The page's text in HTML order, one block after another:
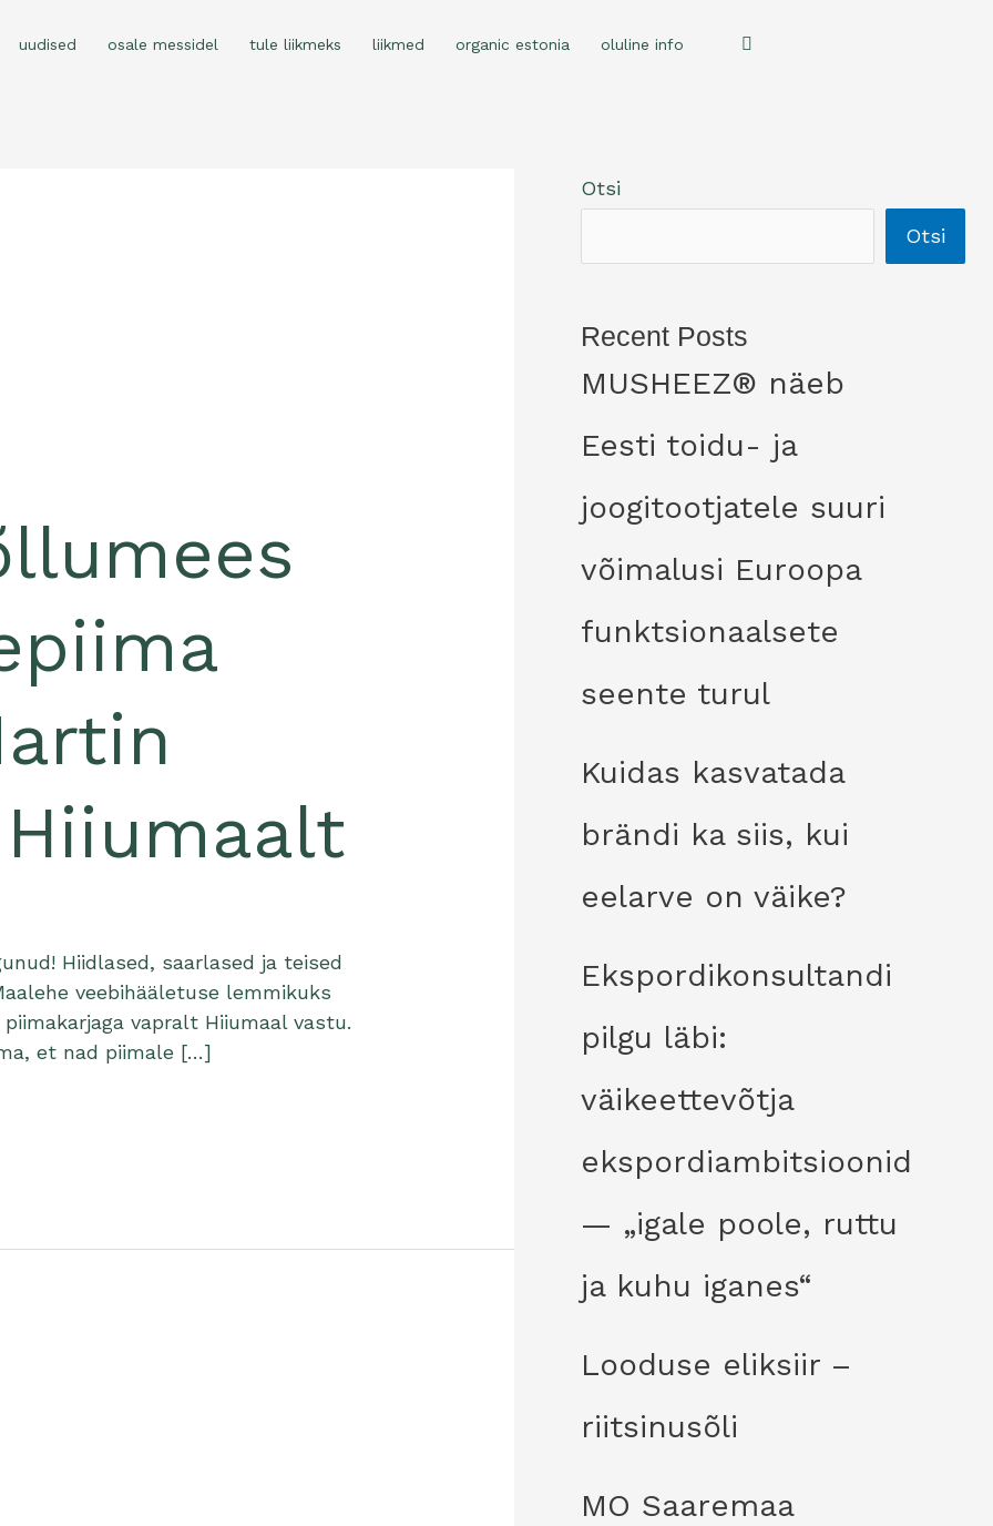
uudised osale messidel tule liikmeks liikmed organic estonia oluline info
Hiidlased, saarlased ja teised
veebihääletuse lemmikuks
vapralt Hiiumaal vastu.
et nad piimale […]
Otsi
Otsi
Recent Posts
MUSHEEZ® näeb
Eesti toidu- ja
joogitootjatele suuri
võimalusi Euroopa
funktsionaalsete
seente turul
Kuidas kasvatada
brändi ka siis, kui
eelarve on väike?
Ekspordikonsultandi
pilgu läbi:
väikeettevõtja
ekspordiambitsioonid
— „igale poole, ruttu
ja kuhu iganes“
Looduse eliksiir –
riitsinusõli
MO Saaremaa